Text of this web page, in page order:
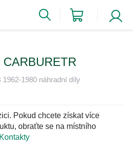
1980 náhradní díly
Pokud chcete získat více
obraťte se na místního
Kontakty